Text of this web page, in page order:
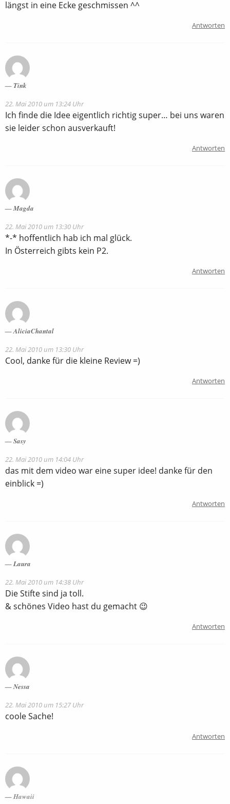
längst in eine Ecke geschmissen ^^
Antworten
Tink
22. Mai 2010 um 13:24 Uhr
Ich finde die Idee eigentlich richtig super… bei uns waren
sie leider schon ausverkauft!
Antworten
Magda
22. Mai 2010 um 13:30 Uhr
*-* hoffentlich hab ich mal glück.
In Österreich gibts kein P2.
Antworten
AliciaChantal
22. Mai 2010 um 13:30 Uhr
Cool, danke für die kleine Review =)
Antworten
Sasy
22. Mai 2010 um 14:04 Uhr
das mit dem video war eine super idee! danke für den
einblick =)
Antworten
Laura
22. Mai 2010 um 14:38 Uhr
Die Stifte sind ja toll.
& schönes Video hast du gemacht 😉
Antworten
Nessa
22. Mai 2010 um 15:27 Uhr
coole Sache!
Antworten
Hawaii